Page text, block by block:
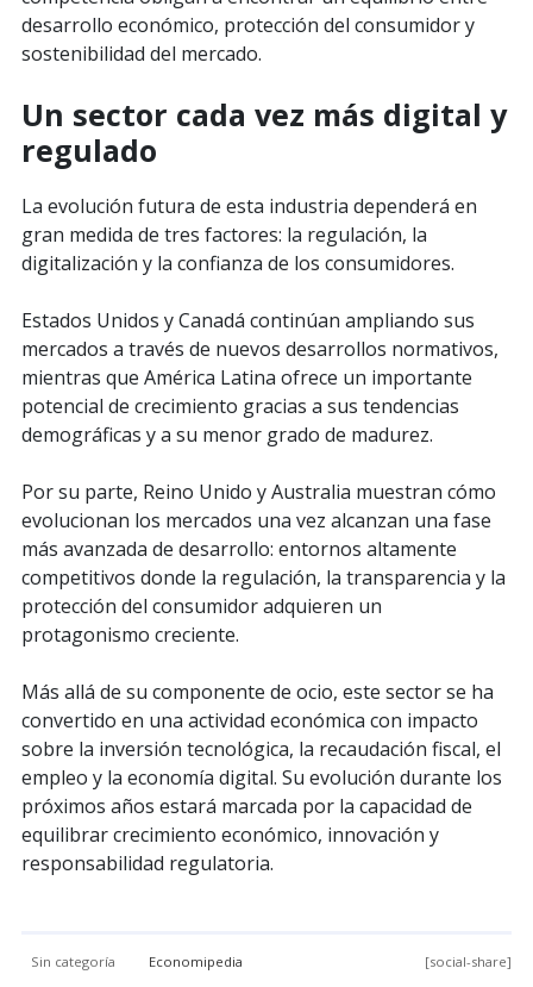
desarrollo económico, protección del consumidor y
sostenibilidad del mercado.
Un sector cada vez más digital y
regulado
La evolución futura de esta industria dependerá en
gran medida de tres factores: la regulación, la
digitalización y la confianza de los consumidores.
Estados Unidos y Canadá continúan ampliando sus
mercados a través de nuevos desarrollos normativos,
mientras que América Latina ofrece un importante
potencial de crecimiento gracias a sus tendencias
demográficas y a su menor grado de madurez.
Por su parte, Reino Unido y Australia muestran cómo
evolucionan los mercados una vez alcanzan una fase
más avanzada de desarrollo: entornos altamente
competitivos donde la regulación, la transparencia y la
protección del consumidor adquieren un
protagonismo creciente.
Más allá de su componente de ocio, este sector se ha
convertido en una actividad económica con impacto
sobre la inversión tecnológica, la recaudación fiscal, el
empleo y la economía digital. Su evolución durante los
próximos años estará marcada por la capacidad de
equilibrar crecimiento económico, innovación y
responsabilidad regulatoria.
Sin categoría Economipedia [social-share]